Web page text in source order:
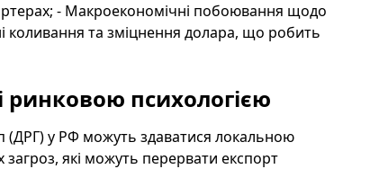
- Макроекономічні побоювання щодо
коливання та зміцнення долара, що робить
ринковою психологією
(ДРГ) у РФ можуть здаватися локальною
які можуть перервати експорт